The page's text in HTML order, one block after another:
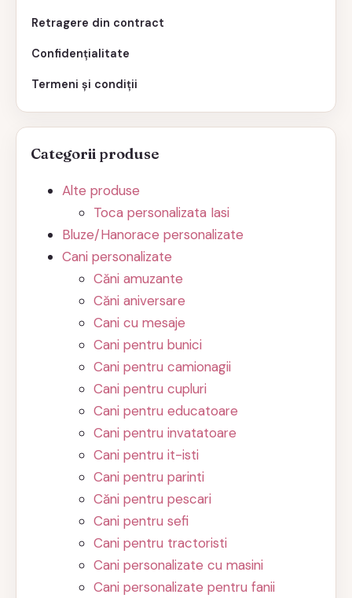
Retragere din contract
Confidențialitate
Termeni și condiții
Categorii produse
Alte produse
Toca personalizata Iasi
Bluze/Hanorace personalizate
Cani personalizate
Căni amuzante
Căni aniversare
Cani cu mesaje
Cani pentru bunici
Cani pentru camionagii
Cani pentru cupluri
Cani pentru educatoare
Cani pentru invatatoare
Cani pentru it-isti
Cani pentru parinti
Căni pentru pescari
Cani pentru sefi
Cani pentru tractoristi
Cani personalizate cu masini
Cani personalizate pentru fanii